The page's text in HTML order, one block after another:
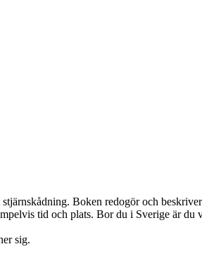
Boken redogör och
tid och plats. Bor du i Sverige är
sig.